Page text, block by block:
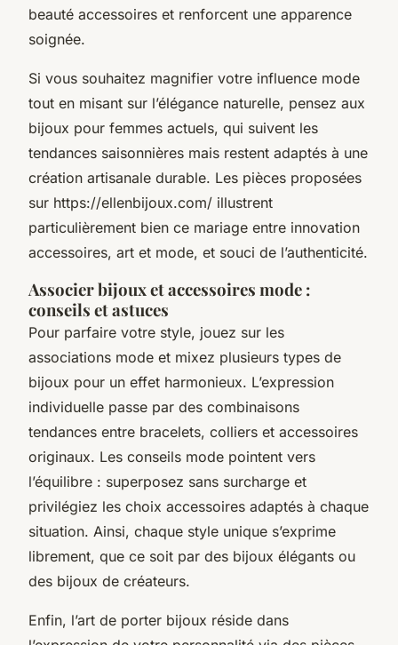
beauté accessoires et renforcent une apparence
soignée.
Si vous souhaitez magnifier votre influence mode
tout en misant sur l’élégance naturelle, pensez aux
bijoux pour femmes actuels, qui suivent les
tendances saisonnières mais restent adaptés à une
création artisanale durable. Les pièces proposées
sur https://ellenbijoux.com/ illustrent
particulièrement bien ce mariage entre innovation
accessoires, art et mode, et souci de l’authenticité.
Associer bijoux et accessoires mode :
conseils et astuces
Pour parfaire votre style, jouez sur les
associations mode et mixez plusieurs types de
bijoux pour un effet harmonieux. L’expression
individuelle passe par des combinaisons
tendances entre bracelets, colliers et accessoires
originaux. Les conseils mode pointent vers
l’équilibre : superposez sans surcharge et
privilégiez les choix accessoires adaptés à chaque
situation. Ainsi, chaque style unique s’exprime
librement, que ce soit par des bijoux élégants ou
des bijoux de créateurs.
Enfin, l’art de porter bijoux réside dans